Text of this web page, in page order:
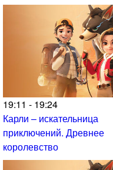
19:11 - 19:24
Карли – искательница
приключений. Древнее
королевство